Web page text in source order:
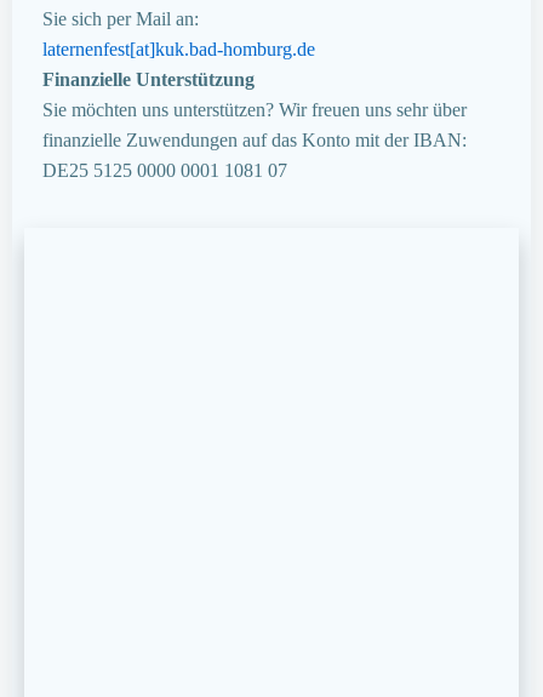
Sie sich per Mail an:
laternenfest[at]kuk.bad-homburg.de
Finanzielle Unterstützung
Sie möchten uns unterstützen? Wir freuen uns sehr über
finanzielle Zuwendungen auf das Konto mit der IBAN:
DE25 5125 0000 0001 1081 07